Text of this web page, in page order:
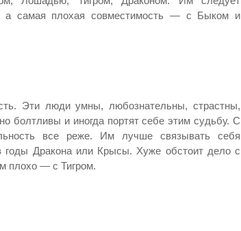
а самая плохая совместимость — с Быком и
Эти люди умны, любознательны, страстны,
болтливы и иногда портят себе этим судьбу. С
все реже. Им лучше связывать себя
Дракона или Крысы. Хуже обстоит дело с
плохо — с Тигром.